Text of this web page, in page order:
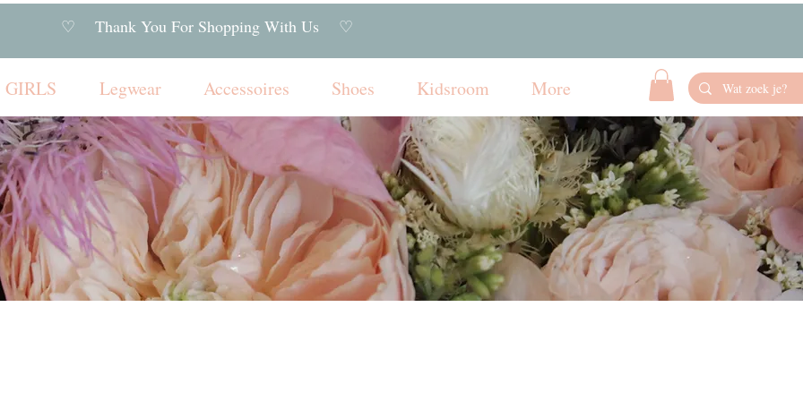
♡ Thank You For Shopping With Us ♡
GIRLS Legwear Accessoires Shoes Kidsroom More